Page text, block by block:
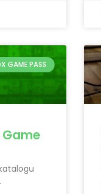
GAME PASS